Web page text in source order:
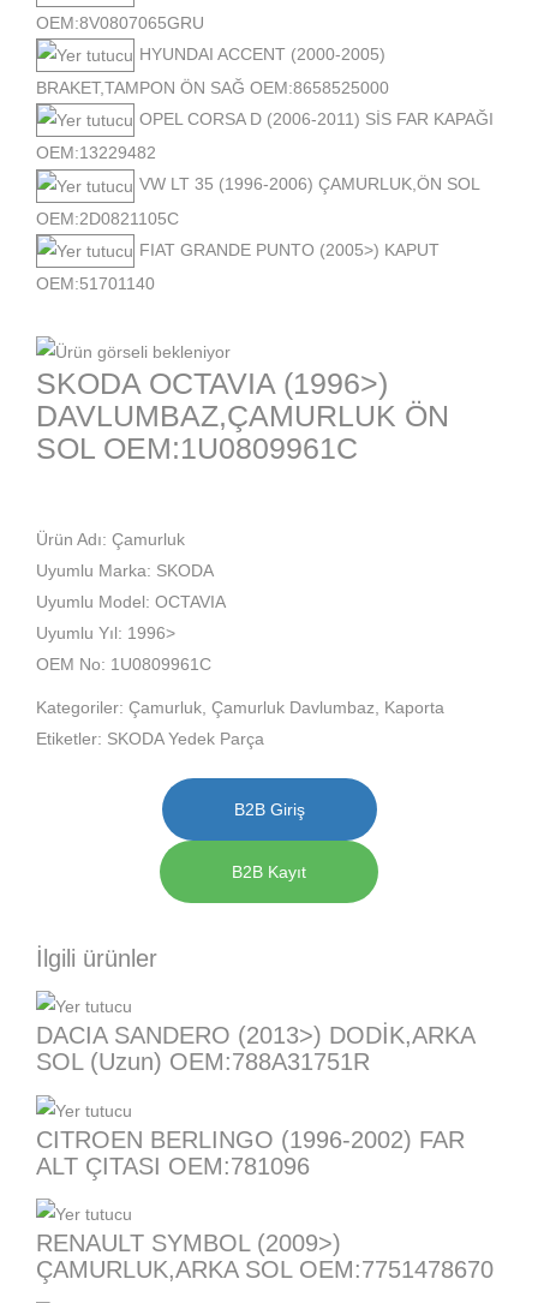
OEM:8V0807065GRU
HYUNDAI ACCENT (2000-2005)
BRAKET,TAMPON ÖN SAĞ OEM:8658525000
OPEL CORSA D (2006-2011) SİS FAR KAPAĞI
OEM:13229482
VW LT 35 (1996-2006) ÇAMURLUK,ÖN SOL
OEM:2D0821105C
FIAT GRANDE PUNTO (2005>) KAPUT
OEM:51701140
SKODA OCTAVIA (1996>)
DAVLUMBAZ,ÇAMURLUK ÖN
SOL OEM:1U0809961C
Ürün Adı: Çamurluk
Uyumlu Marka: SKODA
Uyumlu Model: OCTAVIA
Uyumlu Yıl: 1996>
OEM No: 1U0809961C
Kategoriler: Çamurluk Çamurluk Davlumbaz
Kaporta
Etiketler: SKODA Yedek Parça
B2B Giriş
B2B Kayıt
İlgili ürünler
DACIA SANDERO (2013>) DODİK,ARKA
SOL (Uzun) OEM:788A31751R
CITROEN BERLINGO (1996-2002) FAR
ALT ÇITASI OEM:781096
RENAULT SYMBOL (2009>)
ÇAMURLUK,ARKA SOL OEM:7751478670